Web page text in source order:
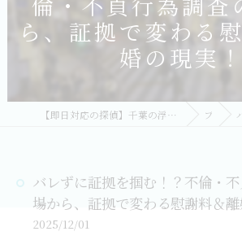
ら、証拠で変わる
婚の現実！
【即日対応の探偵】千葉の浮気調査｜相談無料・比較しておすすめ／総合探偵社シークレットシャドー 千葉オフィス ブログ バ
バレずに証拠を掴む！？不倫・
場から、証拠で変わる慰謝料＆離
2025/12/01